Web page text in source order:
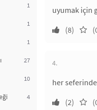
1
1
1
27
10
4
uyumak için
(8)
4.
her
(2)